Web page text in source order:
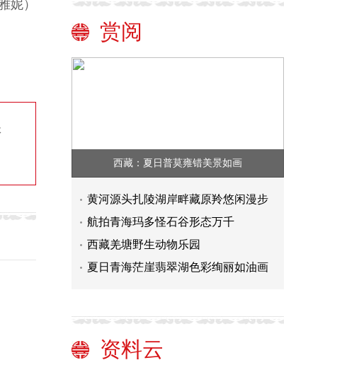
妮）
赏阅
西藏：夏日普莫雍错美景如画
黄河源头扎陵湖岸畔藏原羚悠闲漫步
航拍青海玛多怪石谷形态万千
西藏羌塘野生动物乐园
夏日青海茫崖翡翠湖色彩绚丽如油画
资料云